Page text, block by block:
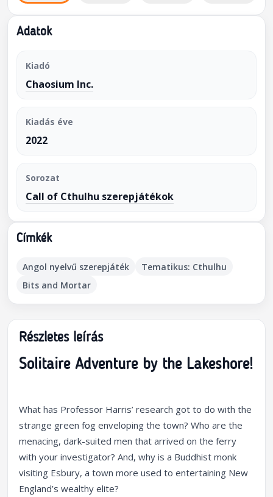
Adatok
Kiadó
Chaosium Inc.
Kiadás éve
2022
Sorozat
Call of Cthulhu szerepjátékok
Címkék
Angol nyelvű szerepjáték
Tematikus: Cthulhu
Bits and Mortar
Részletes leírás
Solitaire Adventure by the Lakeshore!
What has Professor Harris’ research got to do with the
strange green fog enveloping the town? Who are the
menacing, dark-suited men that arrived on the ferry
with your investigator? And, why is a Buddhist monk
visiting Esbury, a town more used to entertaining New
England’s wealthy elite?